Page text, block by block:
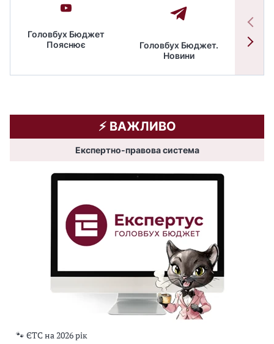
Головбух Бюджет
Пояснює
Головбух Бюджет.
Новини
⚡️ ВАЖЛИВО
Експертно-правова система
🐾 ЄТС на 2026 рік